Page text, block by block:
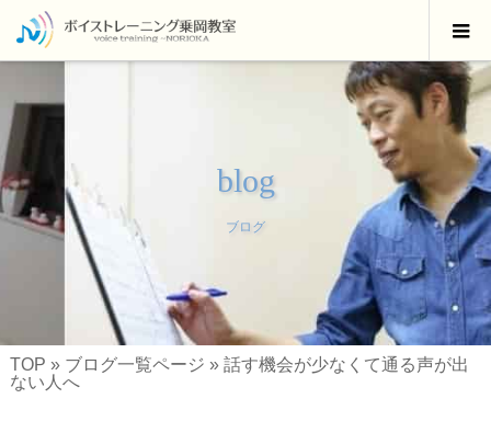
blog
ブログ
TOP » ブログ一覧ページ » 話す機会が少なくて通る声が出
ない人へ